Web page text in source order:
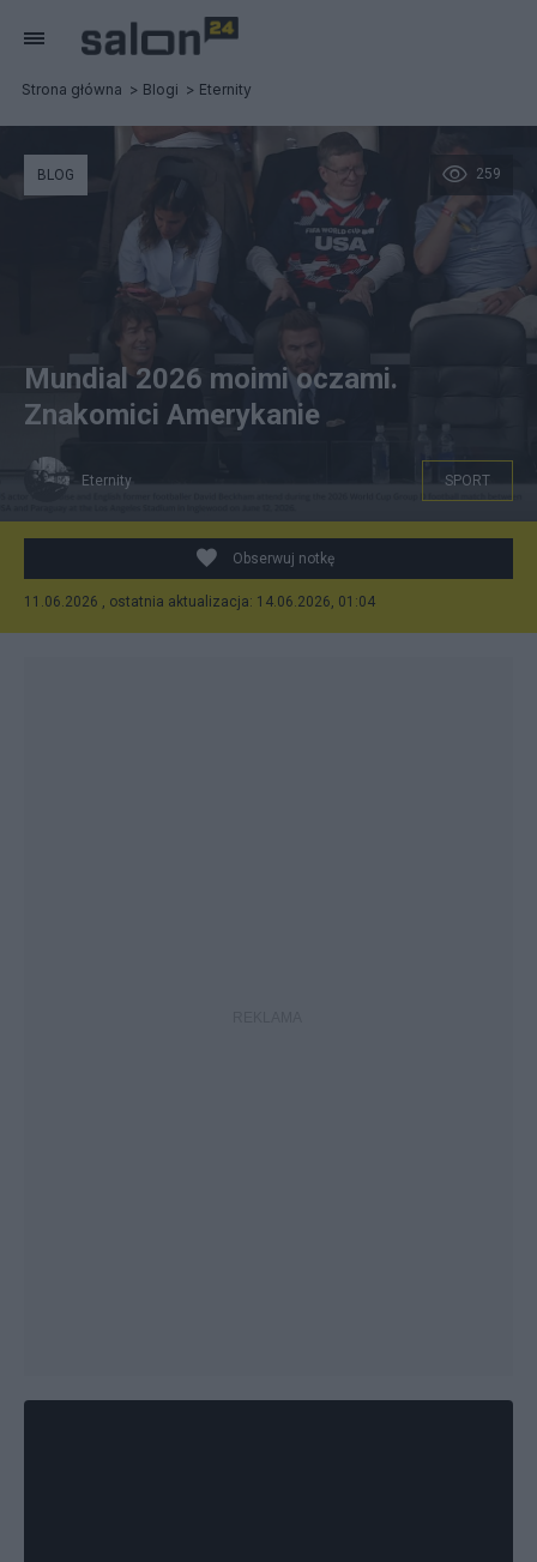
Strona główna Blogi Eternity
FIFA
259
BLOG
Mundial 2026 moimi oczami.
Znakomici Amerykanie
Eternity SPORT
Obserwuj notkę
11.06.2026 , ostatnia aktualizacja: 14.06.2026, 01:04